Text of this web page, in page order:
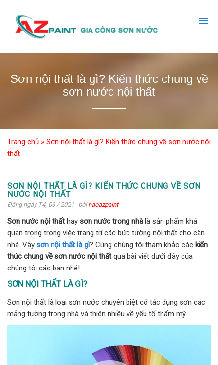
Sơn nội thất là gì? Kiến thức chung về
sơn nước nội thất
Trang chủ » Sơn nội thất là gì? Kiến thức chung về sơn nước nội
thất
SƠN NỘI THẤT LÀ GÌ? KIẾN THỨC CHUNG VỀ SƠN
NƯỚC NỘI THẤT
Đăng ngày T4, 03 / 2021 bởihaoazpaint
Sơn nước nội thấthay sơn nước trong nhà là sản phẩm khá
quan trọng trong việc trang trí các bức tường nội thất cho căn
nhà. Vậy sơn nội thất là gì? Cùng chúng tôi tham khảo các kiến
thức chung về sơn nước nội thấtqua bài viết dưới đây của
chúng tôi các bạn nhé!
SƠN NỘI THẤT LÀ GÌ?
Sơn nội thất là loại sơn nước chuyên biệt có tác dụng sơn các
mảng tường trong nhà và thiên nhiều về yếu tố thẩm mỹ.